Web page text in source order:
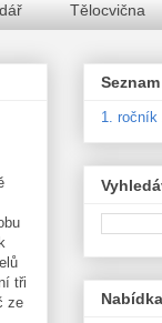
Tělocvična
tři
ze
1. ročník